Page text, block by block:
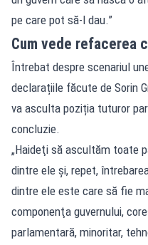
pe care pot să-l dau.”
Cum vede refacerea
Întrebat despre scenariul
declarațiile făcute de Sorin
va asculta poziția tuturor
concluzie.
„Haideţi să ascultăm toate
dintre ele şi, repet,
dintre ele este care să fie
componenţa guvernului,
parlamentară, minoritar,